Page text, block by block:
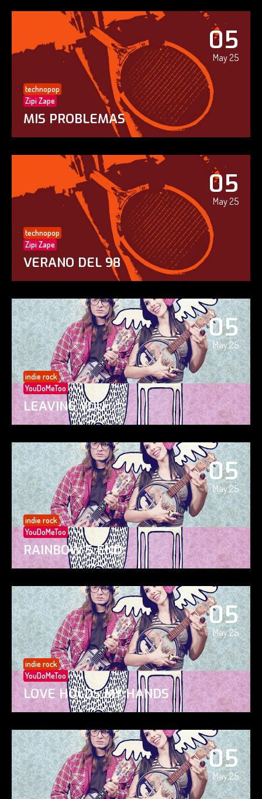
05
May 25
technopop
Zipi Zape
MIS PROBLEMAS
05
May 25
technopop
Zipi Zape
VERANO DEL 98
05
May 25
indie rock
YouDoMeToo
LEAVING YOU
05
May 25
indie rock
YouDoMeToo
RAINBOW’S END
05
May 25
indie rock
YouDoMeToo
LOVE HOLDS MY HANDS
05
May 25